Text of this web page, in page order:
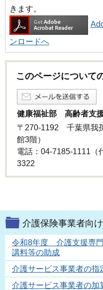
きます。
ンロードへ
このページについて
健康福祉部 高齢者支
〒270-1192 千葉県我
館3階）
電話：04-7185-1111（
3322
介護保険事業者向
令和8年度 介護支援専
講料等の助成
介護サービス事業者の指
介護サービス事業者の加